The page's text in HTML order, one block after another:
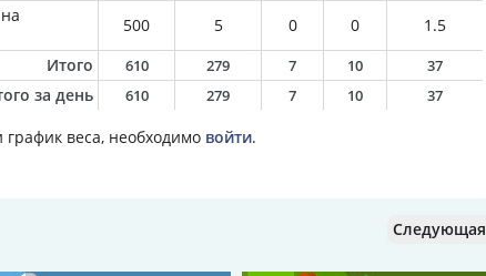
500 5 0 0
1.5
Итого
610 279 7 10 37
за день 610 279 7 10 37
веса, необходимо войти.
Следующая